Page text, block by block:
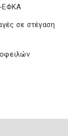
ΕΦΚΑ
σε στέγαση